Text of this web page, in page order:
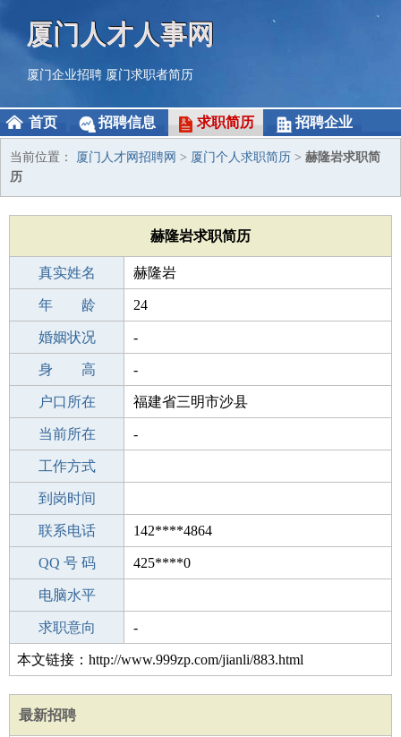
厦门人才人事网
厦门企业招聘 厦门求职者简历
首页 招聘信息 求职简历 招聘企业
当前位置： 厦门人才网招聘网 > 厦门个人求职简历 > 赫隆岩求职简
历
赫隆岩求职简历
真实姓名 赫隆岩
性 别 男
年 龄 24
出生年月 2002-01-19
婚姻状况 -
学 历 专科
身 高 -
毕业学校 福建华南女子职业学院
户口所在 福建省三明市沙县
所学专业 -
当前所在 -
工作经验
工作方式
驾 照
到岗时间
期望月薪
联系电话 142****4864
手机号码 142****4864
QQ 号 码 425****0
微信号码
电脑水平
外语水平
求职意向 -
本文链接：http://www.999zp.com/jianli/883.html
最新招聘